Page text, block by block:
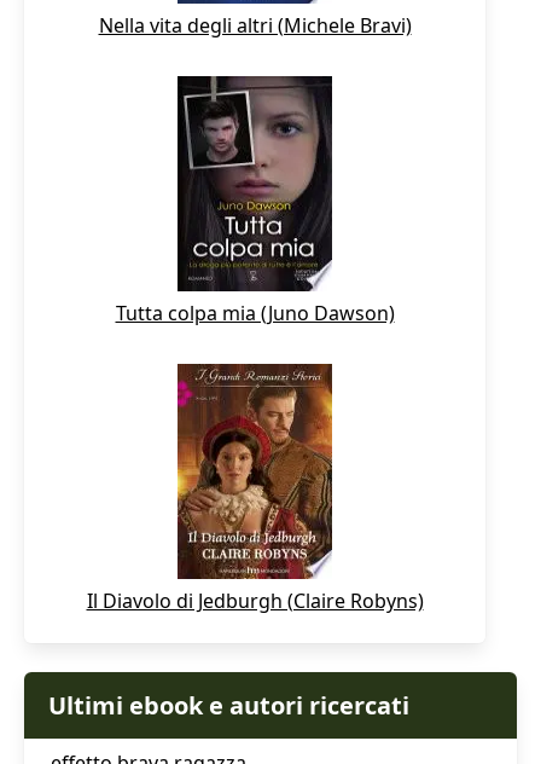
Nella vita degli altri (Michele Bravi)
Tutta colpa mia (Juno Dawson)
Il Diavolo di Jedburgh (Claire Robyns)
Ultimi ebook e autori ricercati